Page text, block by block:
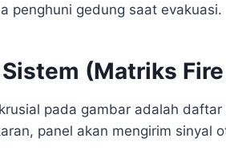
penghuni gedung saat evakuasi.
(Matriks
pada gambar adalah
panel akan mengirim sinyal